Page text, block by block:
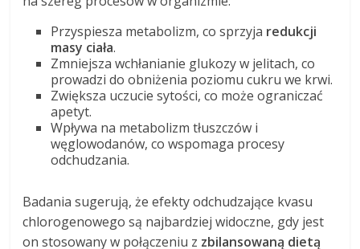
Przyspiesza metabolizm, co sprzyja redukcji
masy ciała.
Zmniejsza wchłanianie glukozy w jelitach, co
prowadzi do obniżenia poziomu cukru we krwi.
Zwiększa uczucie sytości, co może ograniczać
apetyt.
Wpływa na metabolizm tłuszczów i
węglowodanów, co wspomaga procesy
odchudzania.
Badania sugerują, że efekty odchudzające kvasu
chlorogenowego są najbardziej widoczne, gdy jest
on stosowany w połączeniu z zbilansowaną dietą